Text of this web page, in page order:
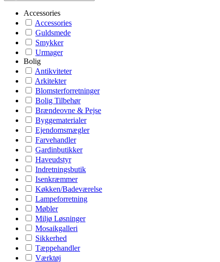
Accessories
Accessories
Guldsmede
Smykker
Urmager
Bolig
Antikviteter
Arkitekter
Blomsterforretninger
Bolig Tilbehør
Brændeovne & Pejse
Byggematerialer
Ejendomsmægler
Farvehandler
Gardinbutikker
Haveudstyr
Indretningsbutik
Isenkræmmer
Køkken/Badeværelse
Lampeforretning
Møbler
Miljø Løsninger
Mosaikgalleri
Sikkerhed
Tæppehandler
Værktøj